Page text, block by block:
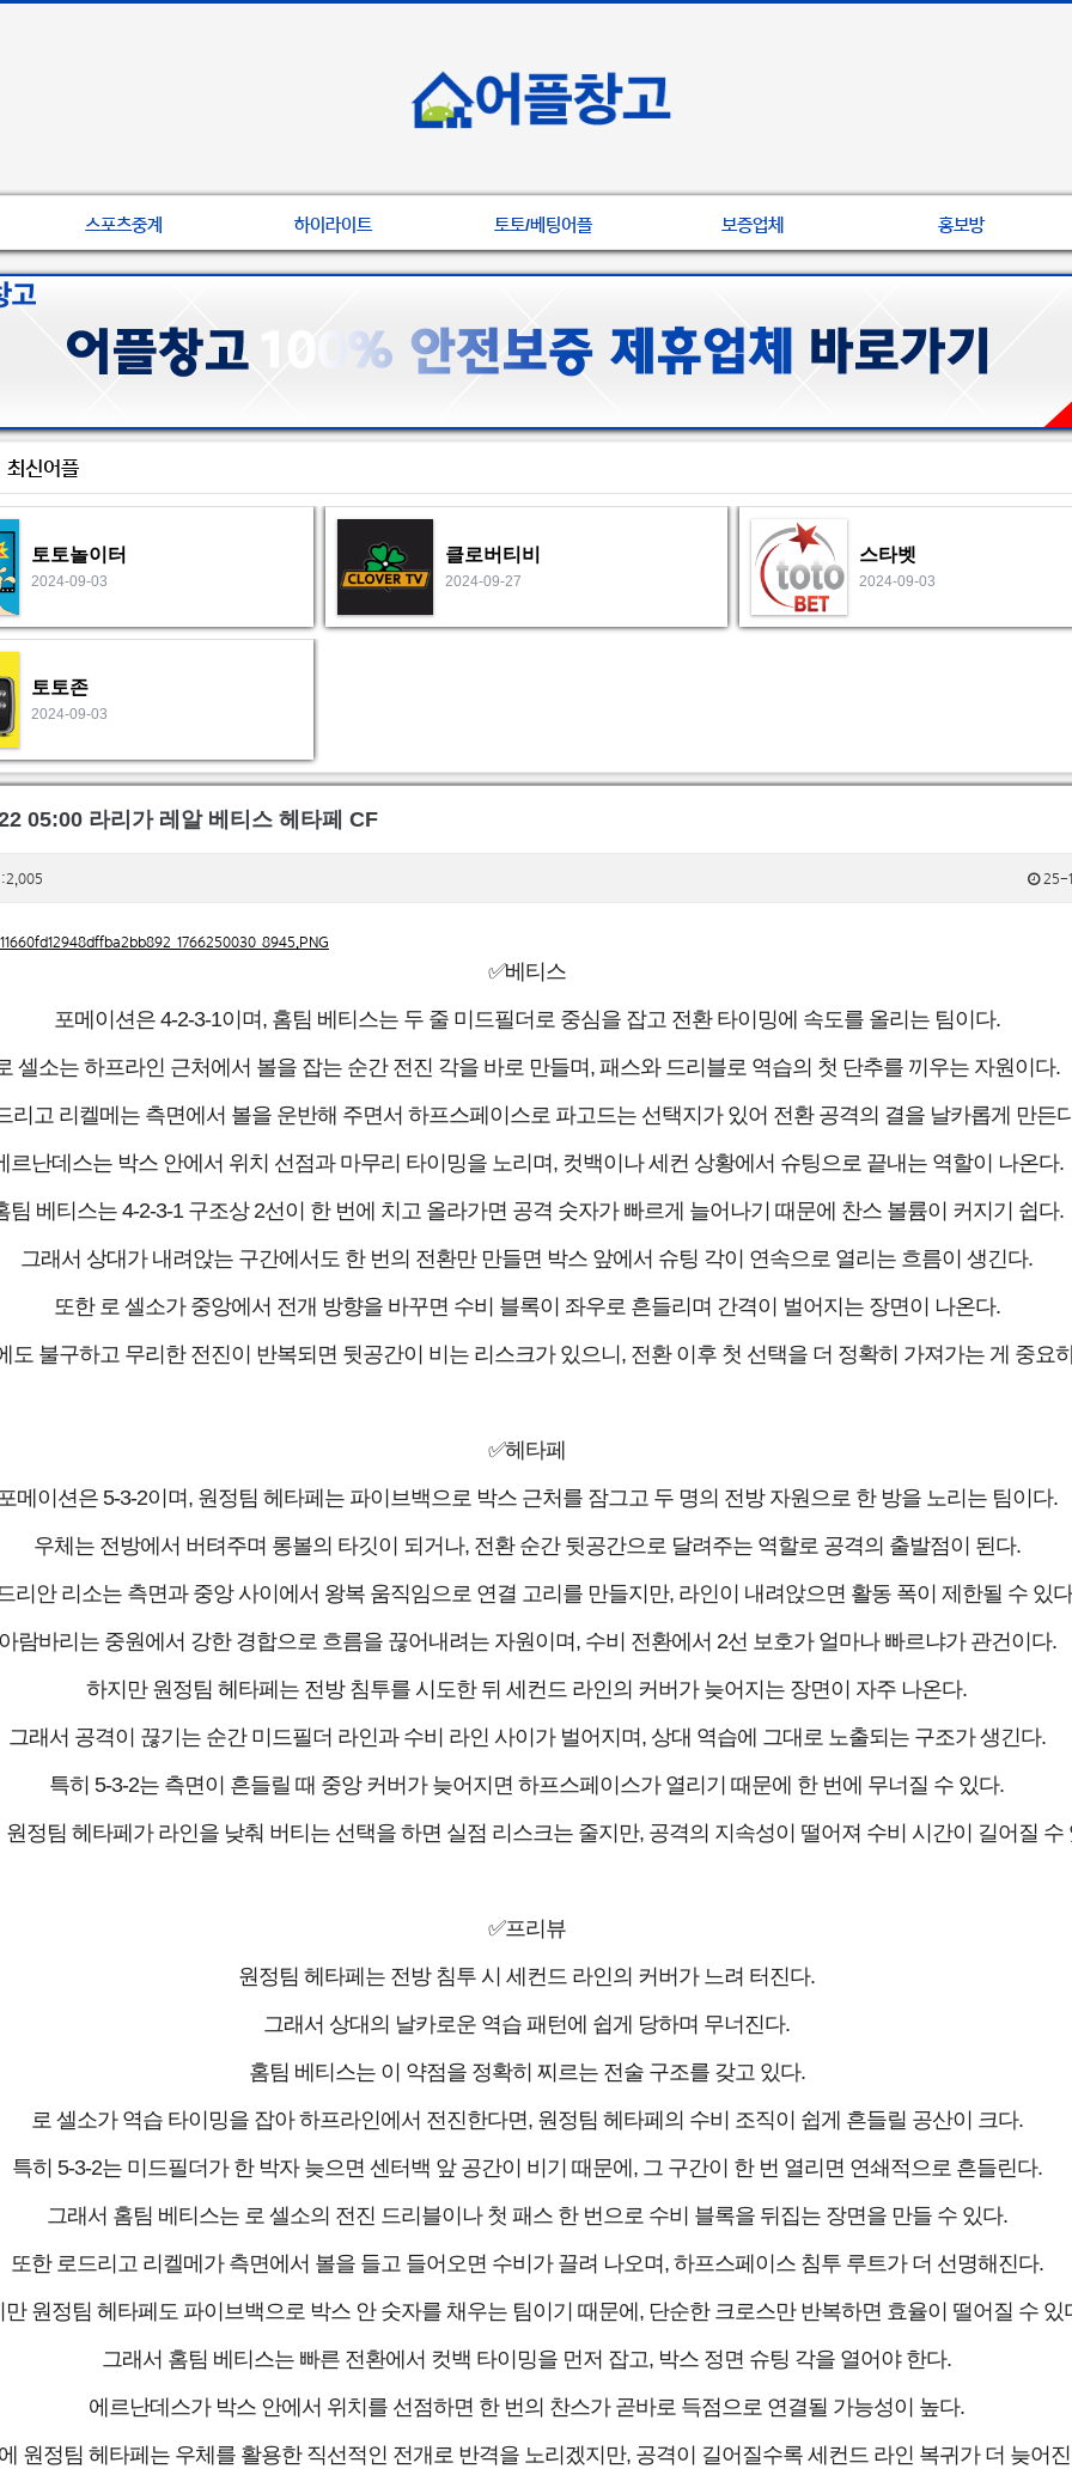
스포츠중계 하이라이트 토토/베팅어플 보증업체 홍보방
최신어플
토토놀이터
2024-09-03
클로버티비
2024-09-27
스타벳
2024-09-03
토토존
2024-09-03
05:00 라리가 레알 베티스 헤타페 CF
25-
✅베티스
포메이션은 4-2-3-1이며, 홈팀 베티스는 두 줄 미드필더로 중심을 잡고 전환 타이밍에 속도를 올리는 팀이다.
셀소는 하프라인 근처에서 볼을 잡는 순간 전진 각을 바로 만들며, 패스와 드리블로 역습의 첫 단추를 끼우는 자원이다.
리고 리켈메는 측면에서 볼을 운반해 주면서 하프스페이스로 파고드는 선택지가 있어 전환 공격의 결을 날카롭게 만든
르난데스는 박스 안에서 위치 선점과 마무리 타이밍을 노리며, 컷백이나 세컨 상황에서 슈팅으로 끝내는 역할이 나온다.
팀 베티스는 4-2-3-1 구조상 2선이 한 번에 치고 올라가면 공격 숫자가 빠르게 늘어나기 때문에 찬스 볼륨이 커지기 쉽다.
그래서 상대가 내려앉는 구간에서도 한 번의 전환만 만들면 박스 앞에서 슈팅 각이 연속으로 열리는 흐름이 생긴다.
또한 로 셀소가 중앙에서 전개 방향을 바꾸면 수비 블록이 좌우로 흔들리며 간격이 벌어지는 장면이 나온다.
도 불구하고 무리한 전진이 반복되면 뒷공간이 비는 리스크가 있으니, 전환 이후 첫 선택을 더 정확히 가져가는 게 중요
✅헤타페
메이션은 5-3-2이며, 원정팀 헤타페는 파이브백으로 박스 근처를 잠그고 두 명의 전방 자원으로 한 방을 노리는 팀이다.
우체는 전방에서 버텨주며 롱볼의 타깃이 되거나, 전환 순간 뒷공간으로 달려주는 역할로 공격의 출발점이 된다.
리안 리소는 측면과 중앙 사이에서 왕복 움직임으로 연결 고리를 만들지만, 라인이 내려앉으면 활동 폭이 제한될 수 있
람바리는 중원에서 강한 경합으로 흐름을 끊어내려는 자원이며, 수비 전환에서 2선 보호가 얼마나 빠르냐가 관건이다.
하지만 원정팀 헤타페는 전방 침투를 시도한 뒤 세컨드 라인의 커버가 늦어지는 장면이 자주 나온다.
그래서 공격이 끊기는 순간 미드필더 라인과 수비 라인 사이가 벌어지며, 상대 역습에 그대로 노출되는 구조가 생긴다.
특히 5-3-2는 측면이 흔들릴 때 중앙 커버가 늦어지면 하프스페이스가 열리기 때문에 한 번에 무너질 수 있다.
원정팀 헤타페가 라인을 낮춰 버티는 선택을 하면 실점 리스크는 줄지만, 공격의 지속성이 떨어져 수비 시간이 길어질 수
✅프리뷰
원정팀 헤타페는 전방 침투 시 세컨드 라인의 커버가 느려 터진다.
그래서 상대의 날카로운 역습 패턴에 쉽게 당하며 무너진다.
홈팀 베티스는 이 약점을 정확히 찌르는 전술 구조를 갖고 있다.
로 셀소가 역습 타이밍을 잡아 하프라인에서 전진한다면, 원정팀 헤타페의 수비 조직이 쉽게 흔들릴 공산이 크다.
특히 5-3-2는 미드필더가 한 박자 늦으면 센터백 앞 공간이 비기 때문에, 그 구간이 한 번 열리면 연쇄적으로 흔들린다.
그래서 홈팀 베티스는 로 셀소의 전진 드리블이나 첫 패스 한 번으로 수비 블록을 뒤집는 장면을 만들 수 있다.
또한 로드리고 리켈메가 측면에서 볼을 들고 들어오면 수비가 끌려 나오며, 하프스페이스 침투 루트가 더 선명해진다.
만 원정팀 헤타페도 파이브백으로 박스 안 숫자를 채우는 팀이기 때문에, 단순한 크로스만 반복하면 효율이 떨어질 수 있
그래서 홈팀 베티스는 빠른 전환에서 컷백 타이밍을 먼저 잡고, 박스 정면 슈팅 각을 열어야 한다.
에르난데스가 박스 안에서 위치를 선점하면 한 번의 찬스가 곧바로 득점으로 연결될 가능성이 높다.
원정팀 헤타페는 우체를 활용한 직선적인 전개로 반격을 노리겠지만, 공격이 길어질수록 세컨드 라인 복귀가 더 늦어